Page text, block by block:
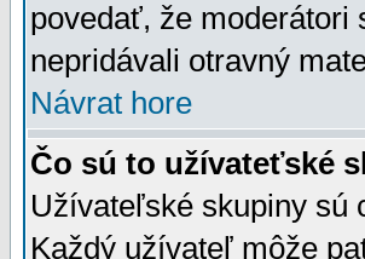
povedať, že
nepridávali otravný
Návrat hore
Čo sú to užívateťské
Užívateľské skupiny sú
Každý užívateľ môže